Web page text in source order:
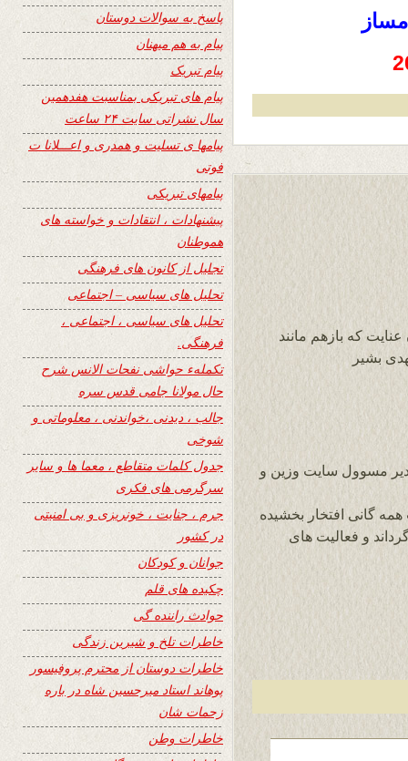
که بازهم مانند
بشیر
مسوول سایت وزین و
گانی افتخار بخشیده
و فعالیت های
پاسخ به سوالات دوستان
پیام به هم میهنان
پیام تبریک
پیام های تبریکی بمناسبت هفدهمین
سال نشراتی سایت ۲۴ ساعت
پیامها ی تسلیت و همدری و اعـــلانا ت
فوتی
پیامهای تبریکی
پیشنهادات ، انتقادات و خواسته های
هموطنان
تجلیل از کانون های فرهنگی
تحلیل های سیاسی – اجتماعی
تحلیل های سیاسی ، اجتماعی ،
فرهنگی.
تکملهء حواشی نفحات الانس شرح
حال مولانا جامی قدس سره
جالب ، دیدنی ،خواندنی ، معلوماتی و
شوخی
جدول کلمات متقاطع ، معما ها و سایر
سرگرمی های فکری
جرم ، جنایت ، خونریزی و بی امنیتی
در کشور
جوانان و کودکان
چکیده های قلم
حوادث راننده گی
خاطرات تلخ و شیرین زندگی
خاطرات دوستان از محترم پروفیسور
پوهاند استاد میرحسین شاه در باره
زحمات شان
خاطرات وطن